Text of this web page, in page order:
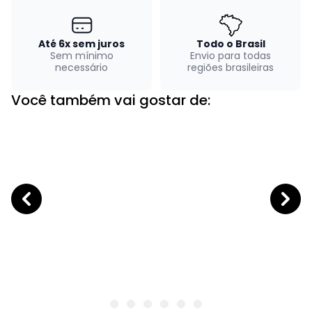
Até 6x sem juros
Sem mínimo
necessário
Todo o Brasil
Envio para todas
regiões brasileiras
Você também vai gostar de: